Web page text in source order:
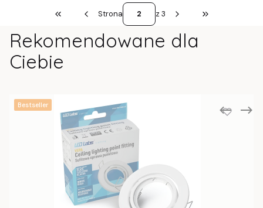
Wróć do pierwszej strony z produktami
Strona z 3 Przejdź do
Rekomendowane dla
Ciebie
Bestseller